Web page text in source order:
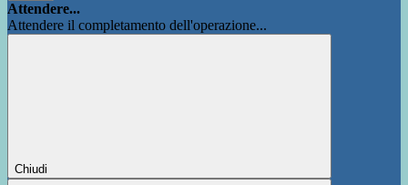
Attendere...
Attendere il completamento dell'operazione...
Chiudi